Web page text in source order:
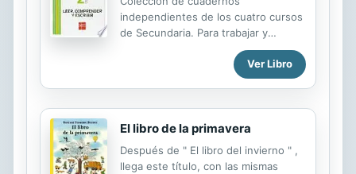
como esperaban y una vez más
deberán enfrentarse a situaciones
vidas correrán peligro a...
independientes de los cuatro cursos
de Secundaria. Para trabajar y
consolidar todos los contenidos de la
ESO de acuerdo a las necesidades
Ver Libro
El libro de la primavera
Después de " El libro del invierno " ,
llega este título, con las mismas